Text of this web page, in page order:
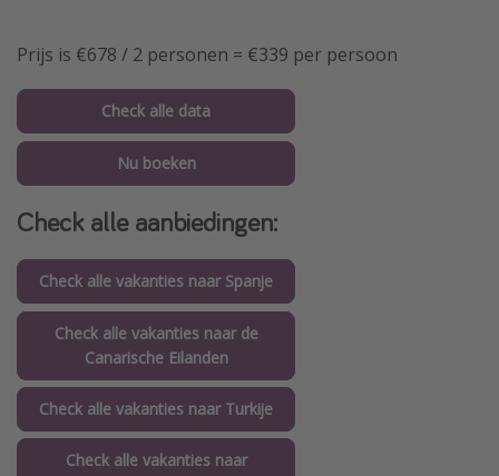
Prijs is €678 / 2 personen = €339 per persoon
Check alle data
Nu boeken
Check alle aanbiedingen:
Check alle vakanties naar Spanje
Check alle vakanties naar de
Canarische Eilanden
Check alle vakanties naar Turkije
Check alle vakanties naar